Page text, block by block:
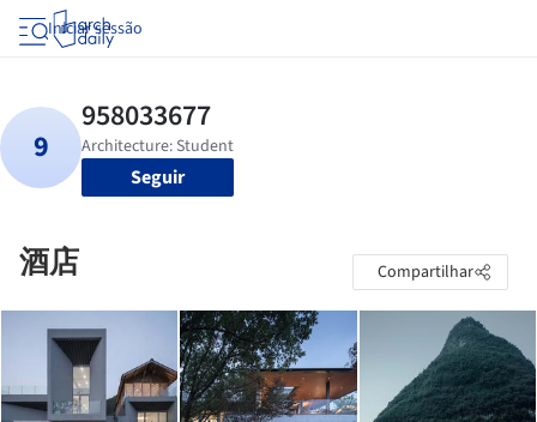
Iniciar sessão
Seguir
酒店 Compartilhar